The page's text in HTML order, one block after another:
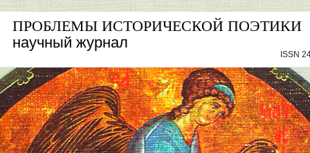
ПРОБЛЕМЫ ИСТОРИЧЕСКОЙ ПОЭТИКИ
научный журнал
ISSN